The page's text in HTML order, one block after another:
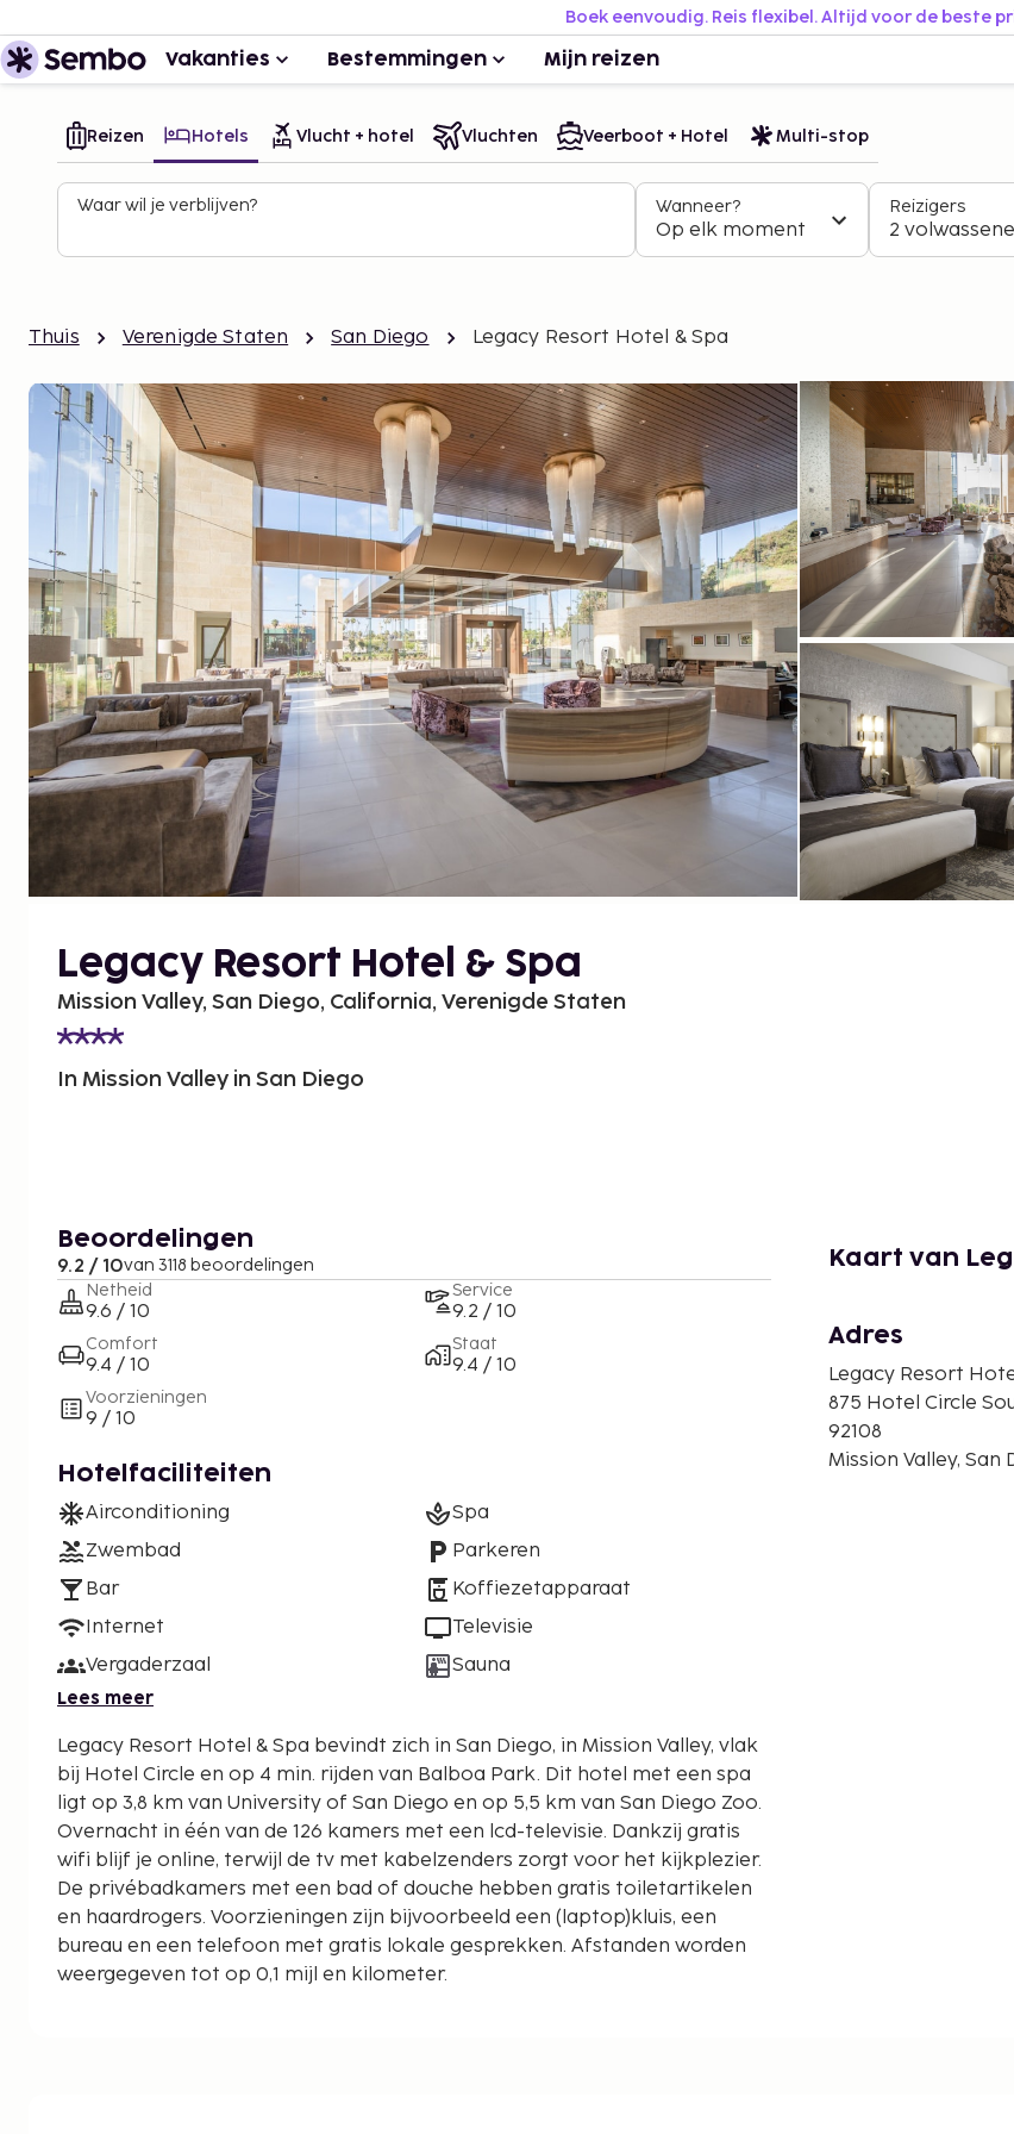
Boek eenvoudig. Reis flexibel. Altijd voor de beste
Vakanties Bestemmingen Mijn reizen
Reizen Hotels Vlucht + hotel Vluchten Veerboot + Hotel Multi-stop
Waar wil je verblijven? Wanneer?
Op elk moment
Reizigers
2
Thuis Verenigde Staten San Diego Legacy Resort Hotel & Spa
Legacy Resort Hotel & Spa
Mission Valley, San Diego, California, Verenigde Staten
In Mission Valley in San Diego
Beoordelingen
9.2 / 10van 3118 beoordelingen
Netheid
9.6 / 10
Comfort
9.4 / 10
Voorzieningen
9 / 10
Service
9.2 / 10
Staat
9.4 / 10
Hotelfaciliteiten
Airconditioning
Zwembad
Bar
Internet
Vergaderzaal
Spa
Parkeren
Koffiezetapparaat
Televisie
Sauna
Lees meer
Legacy Resort Hotel & Spa bevindt zich in San Diego, in Mission Valley, vlak
bij Hotel Circle en op 4 min. rijden van Balboa Park. Dit hotel met een spa
ligt op 3,8 km van University of San Diego en op 5,5 km van San Diego Zoo.
Overnacht in één van de 126 kamers met een lcd-televisie. Dankzij gratis
wifi blijf je online, terwijl de tv met kabelzenders zorgt voor het kijkplezier.
De privébadkamers met een bad of douche hebben gratis toiletartikelen
en haardrogers. Voorzieningen zijn bijvoorbeeld een (laptop)kluis, een
bureau en een telefoon met gratis lokale gesprekken. Afstanden worden
weergegeven tot op 0,1 mijl en kilometer.
Kaart van
Adres
Legacy Resort
875 Hotel Circle
92108
Mission Valley,